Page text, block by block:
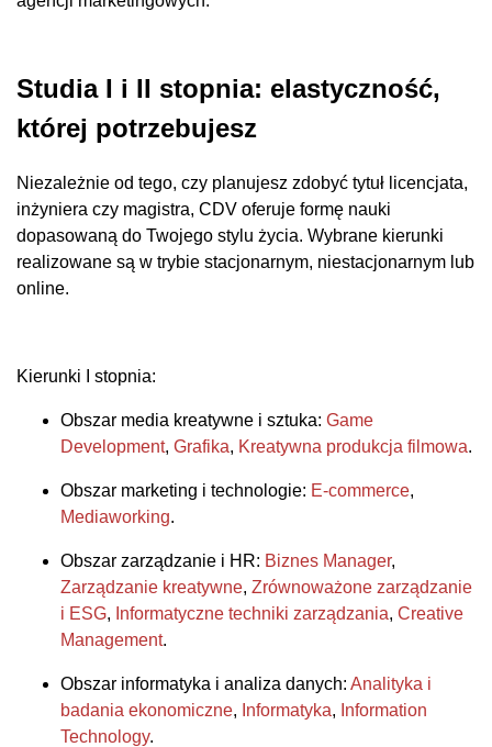
Studia I i II stopnia: elastyczność,
której potrzebujesz
Niezależnie od tego, czy planujesz zdobyć tytuł licencjata,
inżyniera czy magistra, CDV oferuje formę nauki
dopasowaną do Twojego stylu życia. Wybrane kierunki
realizowane są w trybie stacjonarnym, niestacjonarnym lub
online.
Kierunki I stopnia:
Obszar media kreatywne i sztuka: Game
Development, Grafika, Kreatywna produkcja filmowa.
Obszar marketing i technologie: E-commerce,
Mediaworking.
Obszar zarządzanie i HR: Biznes Manager,
Zarządzanie kreatywne, Zrównoważone zarządzanie
i ESG, Informatyczne techniki zarządzania, Creative
Management.
Obszar informatyka i analiza danych: Analityka i
badania ekonomiczne, Informatyka, Information
Technology.